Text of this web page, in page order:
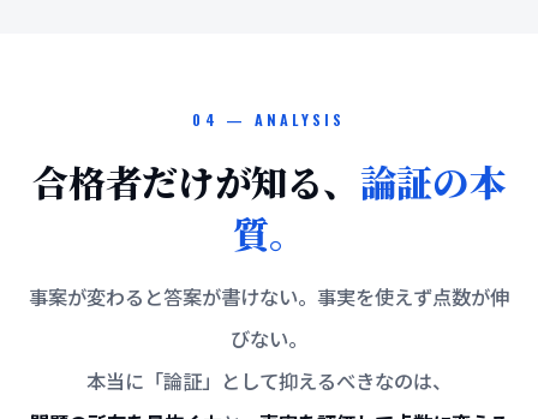
04 — ANALYSIS
合格者だけが知る、 論証の本
質。
事案が変わると答案が書けない。事実を使えず点数が伸
びない。
本当に「論証」として抑えるべきなのは、